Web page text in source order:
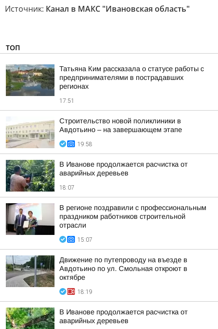
Источник: Канал в МАКС "Ивановская область"
ТОП
Татьяна Ким рассказала о статусе работы с
предпринимателями в пострадавших
регионах
17:51
Строительство новой поликлиники в
Авдотьино – на завершающем этапе
19:58
В Иванове продолжается расчистка от
аварийных деревьев
18:07
В регионе поздравили с профессиональным
праздником работников строительной
отрасли
15:07
Движение по путепроводу на въезде в
Авдотьино по ул. Смольная откроют в
октябре
18:19
В Иванове продолжается расчистка от
аварийных деревьев